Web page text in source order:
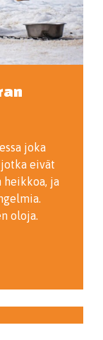
joka
eivät
heikkoa, ja
oloja.